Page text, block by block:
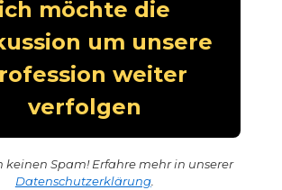
keinen Spam! Erfahre mehr in unserer
Datenschutzerklärung.